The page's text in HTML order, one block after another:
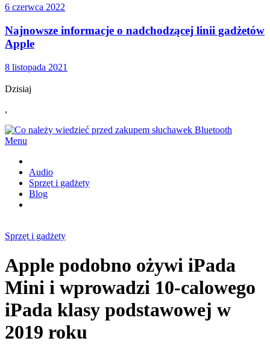
6 czerwca 2022
Najnowsze informacje o nadchodzącej linii gadżetów
Apple
8 listopada 2021
Dzisiaj
,
Menu
Audio
Sprzęt i gadżety
Blog
Sprzęt i gadżety
Apple podobno ożywi iPada
Mini i wprowadzi 10-calowego
iPada klasy podstawowej w
2019 roku